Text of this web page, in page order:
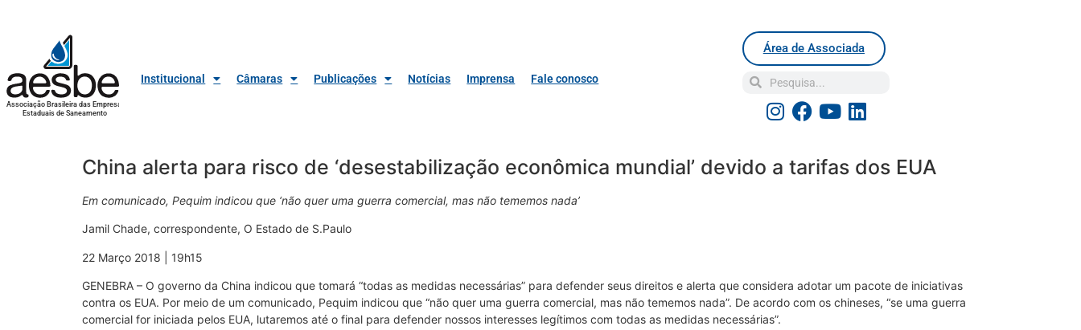
Associação Brasileira das Empresas
Estaduais de Saneamento
Institucional Câmaras Publicações Notícias Imprensa Fale conosco
Área de Associada
China alerta para risco de ‘desestabilização econômica mundial’ devido a tarifas dos EUA
Em comunicado, Pequim indicou que ‘não quer uma guerra comercial, mas não tememos nada’
Jamil Chade, correspondente, O Estado de S.Paulo
22 Março 2018 | 19h15
GENEBRA – O governo da China indicou que tomará “todas as medidas necessárias” para defender seus direitos e alerta que considera adotar um pacote de iniciativas
contra os EUA. Por meio de um comunicado, Pequim indicou que “não quer uma guerra comercial, mas não tememos nada”. De acordo com os chineses, “se uma guerra
comercial for iniciada pelos EUA, lutaremos até o final para defender nossos interesses legítimos com todas as medidas necessárias”.